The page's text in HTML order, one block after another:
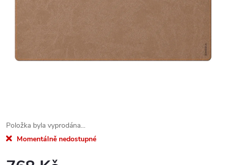
Položka byla vyprodána…
Momentálně nedostupné